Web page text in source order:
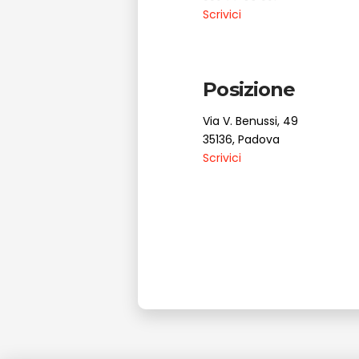
Scrivici
Posizione
Via V. Benussi, 49
35136, Padova
Scrivici